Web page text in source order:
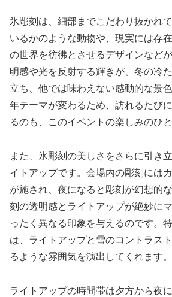
氷彫刻は、細部までこだわり抜かれ
いるかのような動物や、現実には存
の世界を彷彿とさせるデザインなど
明感や光を反射する輝きが、冬の冷
立ち、他では味わえない感動的な景
年テーマが変わるため、訪れるたび
るのも、このイベントの楽しみのひと
また、氷彫刻の美しさをさらに引き
イトアップです。会場内の彫刻には
が施され、夜になると彫刻が幻想的
刻の透明感とライトアップが絶妙に
ったく異なる印象を与えるのです。
は、ライトアップと雪のコントラス
るような雰囲気を演出してくれます。
ライトアップの時間帯は夕方から夜